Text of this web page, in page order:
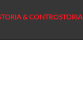
& CONTROSTORIA